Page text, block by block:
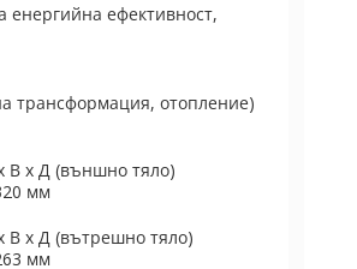
енергийна ефективност,
трансформация, отопление)
В х Д (външно тяло)
мм
В х Д (вътрешно тяло)
мм